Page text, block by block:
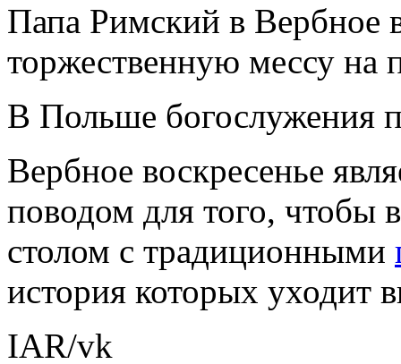
Папа Римский в Вербное
торжественную мессу на
В Польше богослужения
Вербное воскресенье
поводом для того, чтобы
столом с традиционными
история которых уходит
IAR/vk